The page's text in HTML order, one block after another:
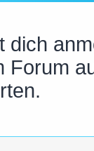
dich
Forum